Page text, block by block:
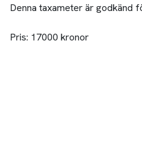
Denna taxameter är godkänd
Pris: 17000 kronor